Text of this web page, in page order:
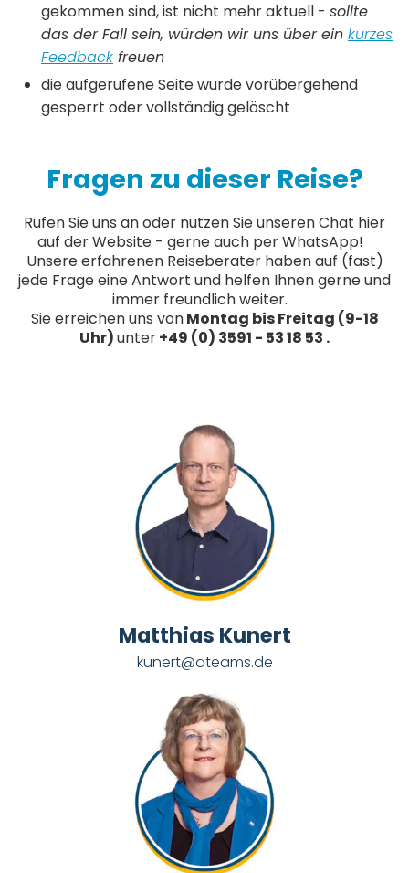
gekommen sind, ist nicht mehr aktuell - sollte
das der Fall sein, würden wir uns über ein kurzes
Feedback freuen
die aufgerufene Seite wurde vorübergehend
gesperrt oder vollständig gelöscht
Fragen zu dieser Reise?
Rufen Sie uns an oder nutzen Sie unseren Chat hier
auf der Website - gerne auch per WhatsApp!
Unsere erfahrenen Reiseberater haben auf (fast)
jede Frage eine Antwort und helfen Ihnen gerne und
immer freundlich weiter.
Sie erreichen uns vonMontag bis Freitag (9-18
Uhr)unter+49 (0) 3591 - 53 18 53 .
Matthias Kunert
kunert@ateams.de